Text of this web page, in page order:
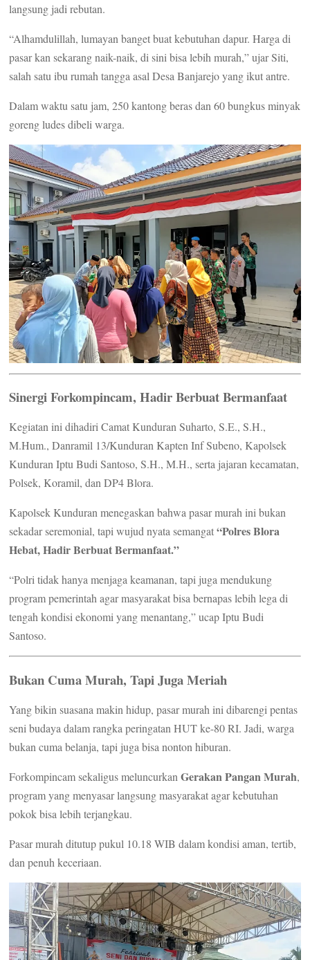
langsung jadi rebutan.
“Alhamdulillah, lumayan banget buat kebutuhan dapur. Harga di
pasar kan sekarang naik-naik, di sini bisa lebih murah,” ujar Siti,
salah satu ibu rumah tangga asal Desa Banjarejo yang ikut antre.
Dalam waktu satu jam, 250 kantong beras dan 60 bungkus minyak
goreng ludes dibeli warga.
Sinergi Forkompincam, Hadir Berbuat Bermanfaat
Kegiatan ini dihadiri Camat Kunduran Suharto, S.E., S.H.,
M.Hum., Danramil 13/Kunduran Kapten Inf Subeno, Kapolsek
Kunduran Iptu Budi Santoso, S.H., M.H., serta jajaran kecamatan,
Polsek, Koramil, dan DP4 Blora.
Kapolsek Kunduran menegaskan bahwa pasar murah ini bukan
sekadar seremonial, tapi wujud nyata semangat“Polres Blora
Hebat, Hadir Berbuat Bermanfaat.”
“Polri tidak hanya menjaga keamanan, tapi juga mendukung
program pemerintah agar masyarakat bisa bernapas lebih lega di
tengah kondisi ekonomi yang menantang,” ucap Iptu Budi
Santoso.
Bukan Cuma Murah, Tapi Juga Meriah
Yang bikin suasana makin hidup, pasar murah ini dibarengi pentas
seni budaya dalam rangka peringatan HUT ke-80 RI. Jadi, warga
bukan cuma belanja, tapi juga bisa nonton hiburan.
Forkompincam sekaligus meluncurkanGerakan Pangan Murah,
program yang menyasar langsung masyarakat agar kebutuhan
pokok bisa lebih terjangkau.
Pasar murah ditutup pukul 10.18 WIB dalam kondisi aman, tertib,
dan penuh keceriaan.